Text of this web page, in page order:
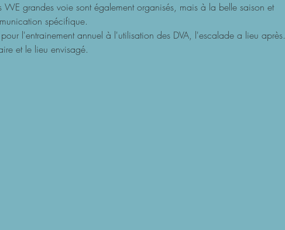
grandes voie sont également organisés, mais à la belle saison et
spécifique.
l'entrainement annuel à l'utilisation des DVA, l'escalade a lieu après.
et le lieu envisagé.